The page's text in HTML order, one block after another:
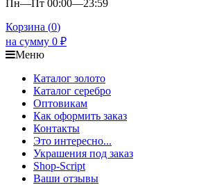
Пн—Пт 00:00—23:59
Корзина (0)
на сумму 0 ₽
Меню
Каталог золото
Каталог серебро
Оптовикам
Как оформить заказ
Контакты
Это интересно...
Украшения под заказ
Shop-Script
Ваши отзывы